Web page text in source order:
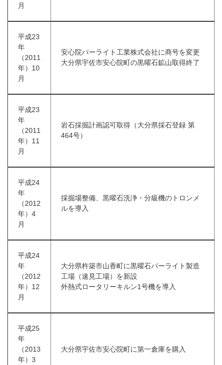
月
平成23
年
（2011
年）10
月
安心院パーライト工業株式会社に商号を変更
大分県宇佐市安心院町の黒曜石鉱山取得終了
平成23
年
（2011
年）11
月
岩石採掘計画認可取得（大分県採石登録 第
464号）
平成24
年
（2012
年）4
月
採掘場整備、黒曜石洗浄・分級機のトロンメ
ルを導入
平成24
年
（2012
年）12
月
大分県杵築市山香町に黒曜石パーライト製造
工場（速見工場）を新設
外熱式ロータリーキルン1号機を導入
平成25
年
（2013
年）3
大分県宇佐市安心院町に第一倉庫を購入